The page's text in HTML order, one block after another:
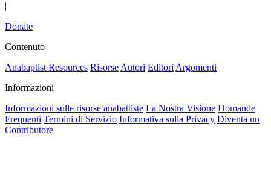
|
Donate
Contenuto
Anabaptist Resources Risorse Autori Editori Argomenti
Informazioni
Informazioni sulle risorse anabattiste La Nostra Visione Domande
Frequenti Termini di Servizio Informativa sulla Privacy Diventa un
Contributore